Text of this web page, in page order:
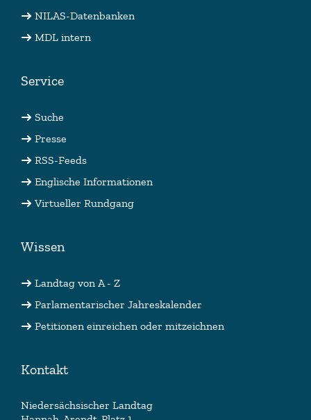
NILAS-Datenbanken
MDL intern
Service
Suche
Presse
RSS-Feeds
Englische Informationen
Virtueller Rundgang
Wissen
Landtag von A - Z
Parlamentarischer Jahreskalender
Petitionen einreichen oder mitzeichnen
Kontakt
Niedersächsischer Landtag